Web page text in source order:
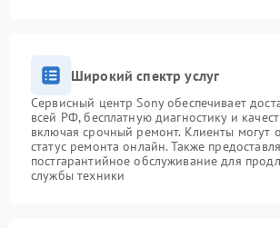
Широкий спектр услуг
Сервисный центр Sony обеспечивает
всей РФ, бесплатную диагностику и
включая срочный ремонт. Клиенты могут
статус ремонта онлайн. Также
постгарантийное обслуживание для
службы техники